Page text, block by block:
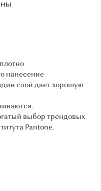
нанесение
слой дает хорошую
выбор трендовых
Pantone.